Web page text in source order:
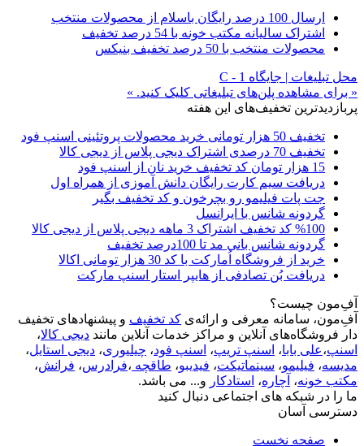
ارسال 100 درصد رایگان باسلام از محصولات منتخب
اشتراک سالیانه مکتب خونه با 54 درصد تخفیف
محصولات منتخب با 50 درصد تخفیف بنیکس
محل تبلیغات | جایگاه C - 1
« برای مشاهده پلن‌های تبلیغاتی کلیک کنید. »
پربازدیدترین تخفیف‌های این هفته
تخفیف 50 هزار تومانی خرید محصولات پروتئینی اسنپ فود
تخفیف 70 درصدی اشتراک دیجی پلاس از دیجی کالا
15 هزار تومان کد تخفیف خرید نان از اسنپ فود
دریافت سیم کارت رایگان دانش آموزی از همراه اول
جت پات فیلیمو رو بچرخون و کد تخفیف بگیر
گردونه شانس با ایرانسل
%100 کد تخفیف اشتراک 3 ماهه دیجی پلاس از دیجی کالا
گردونه شانس بانی مد تا 100درصد تخفیف
خرید از فروشگاه اُمارکت با کد 30 هزار تومانی اکالا
دریافت بُن تصادفی از هایپر استار اسنپ مارکت
آفِ‌مون چیست؟
آفِ‌مون، سامانه معرفی و ارائه‌ی کد تخفیف و پیشنهادهای تخفیف
دار فروشگاه‌های آنلاین و مراکز خدمات آنلاین مانند دیجی کالا،
اسنپ،علی بابا، اسنپ تریپ، اسنپ فود، چیلیوری، دیجی استایل،
مدیسه، فیلیمو، سینماتیکت، فیدیبو، طاقچه ،فرادرس، فرانش،
مکتب خونه، آچاره، استادکار و... می باشد.
ما را در شبکه های اجتماعی دنبال کنید
دسترسی آسان
صفحه نخست